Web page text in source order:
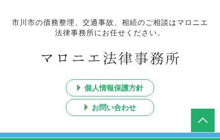
市川市の債務整理、交通事故、相続のご相談はマロニエ
法律事務所にお任せください。
個人情報保護方針
お問い合わせ